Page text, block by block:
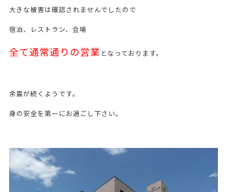
大きな被害は確認されませんでしたので
宿泊、レストラン、会場
全て通常通りの営業 となっております。
余震が続くようです。
身の安全を第一にお過ごし下さい。